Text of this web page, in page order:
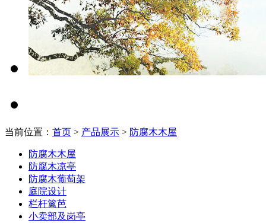
当前位置： 首页 > 产品展示 > 防腐木木屋
防腐木木屋
防腐木凉亭
防腐木葡萄架
庭院设计
栏杆篱芭
小卖部及岗亭